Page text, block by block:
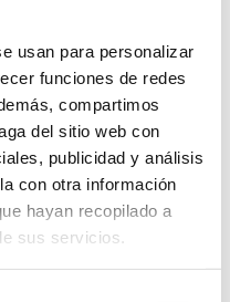
usan para personalizar
funciones de redes
compartimos
del sitio web con
publicidad y análisis
con otra información
hayan recopilado a
sus servicios.
3, 4 y 5, a